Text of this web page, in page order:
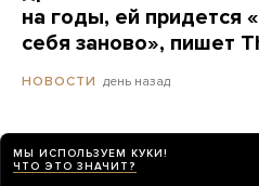
на годы, ей придется
себя заново», пишет
НОВОСТИ день назад
Сайты «Сбера» и
МЫ ИСПОЛЬЗУЕМ КУКИ!
ЧТО ЭТО ЗНАЧИТ?